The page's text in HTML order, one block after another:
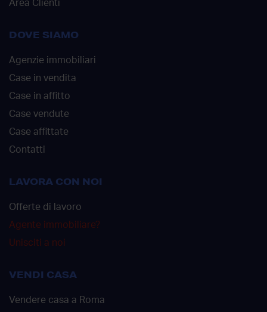
Area Clienti
DOVE SIAMO
Agenzie immobiliari
Case in vendita
Case in affitto
Case vendute
Case affittate
Contatti
LAVORA CON NOI
Offerte di lavoro
Agente immobiliare?
Unisciti a noi
VENDI CASA
Vendere casa a Roma